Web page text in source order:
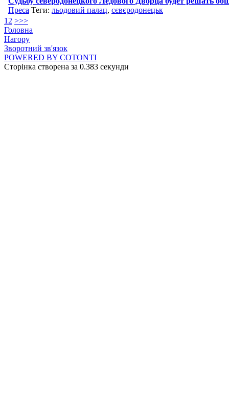
Преса Теги: льодовий палац, сєвєродонецьк
12 >>>
Головна
Нагору
Зворотний зв'язок
POWERED BY COTONTI
Сторінка створена за 0.383 секунди